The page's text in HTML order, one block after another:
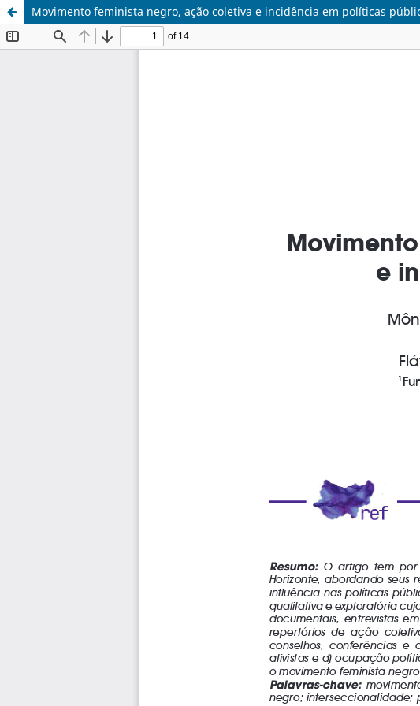
Movimento feminista negro, ação coletiva e incidência em políticas